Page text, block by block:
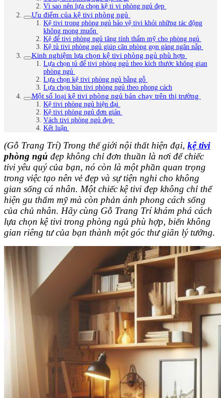
Vì sao nên lựa chọn kệ ti vi phòng ngủ đẹp
Ưu điểm của kệ tivi phòng ngủ
Kệ tivi trong phòng ngủ bảo vệ tivi khỏi những tác động
không mong muốn
Kệ để tivi phòng ngủ tăng tính thẩm mỹ cho phòng ngủ
Kệ tủ tivi phòng ngủ giúp căn phòng gọn gàng ngăn nắp
Kinh nghiệm lựa chọn kệ tivi phòng ngủ phù hợp
Lựa chọn tủ để tivi phòng ngủ theo kích thước không gian
phòng ngủ
Lựa chọn kệ tivi phòng ngủ bằng gỗ
Lựa chọn bàn tivi phòng ngủ theo phong cách
Một số loại kệ tivi phòng ngủ bán chạy trên thị trường
Kệ tivi phòng ngủ hiện đại
Kệ tivi phòng ngủ đơn giản
Vách tivi phòng ngủ đẹp
Kết luận
(Gỗ Trang Trí) Trong thế giới nội thất hiện đại, kệ tivi
phòng ngủ đẹp không chỉ đơn thuần là nơi để chiếc
tivi yêu quý của bạn, nó còn là một phần quan trọng
trong việc tạo nên vẻ đẹp và sự tiện nghi cho không
gian sống cá nhân. Một chiếc kệ tivi đẹp không chỉ thể
hiện gu thẩm mỹ mà còn phản ánh phong cách sống
của chủ nhân. Hãy cùng Gỗ Trang Trí khám phá cách
lựa chọn kệ tivi trong phòng ngủ phù hợp, biến không
gian riêng tư của bạn thành một góc thư giãn lý tưởng.